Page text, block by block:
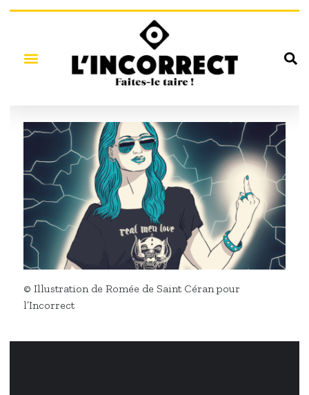
© Illustration de Romée de Saint Céran pour
l’Incorrect